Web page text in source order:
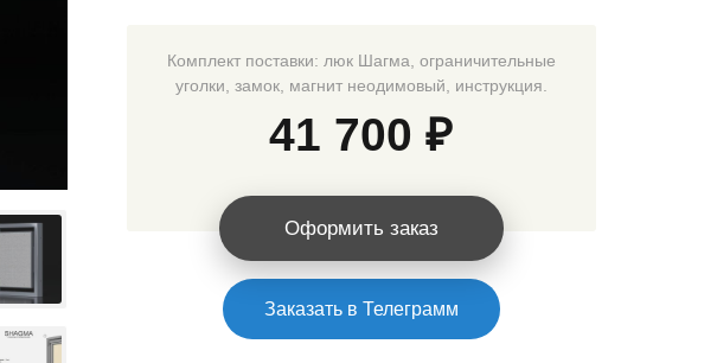
Комплект поставки: люк Шагма, ограничительные
уголки, замок, магнит неодимовый, инструкция.
41 700 ₽
Оформить заказ
Заказать в Телеграмм